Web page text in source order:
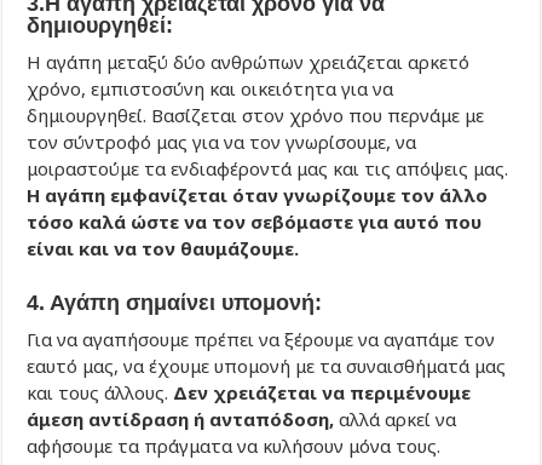
δημιουργηθεί:
Η αγάπη μεταξύ δύο ανθρώπων χρειάζεται αρκετό
χρόνο, εμπιστοσύνη και οικειότητα για να
δημιουργηθεί. Βασίζεται στον χρόνο που περνάμε με
τον σύντροφό μας για να τον γνωρίσουμε, να
μοιραστούμε τα ενδιαφέροντά μας και τις απόψεις μας.
Η αγάπη εμφανίζεται όταν γνωρίζουμε τον άλλο
τόσο καλά ώστε να τον σεβόμαστε για αυτό που
είναι και να τον θαυμάζουμε.
4. Αγάπη σημαίνει υπομονή:
Για να αγαπήσουμε πρέπει να ξέρουμε να αγαπάμε τον
εαυτό μας, να έχουμε υπομονή με τα συναισθήματά μας
και τους άλλους. Δεν χρειάζεται να περιμένουμε
άμεση αντίδραση ή ανταπόδοση, αλλά αρκεί να
αφήσουμε τα πράγματα να κυλήσουν μόνα τους.